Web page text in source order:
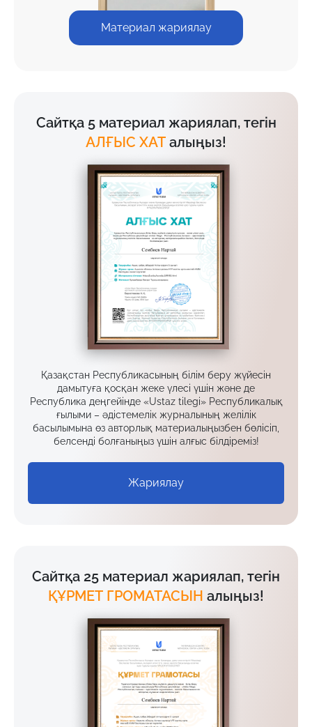
Материал жариялау
Сайтқа 5 материал жариялап, тегін
АЛҒЫС ХАТ алыңыз!
Қазақстан Республикасының білім беру жүйесін
дамытуға қосқан жеке үлесі үшін және де
Республика деңгейінде «Ustaz tilegi» Республикалық
ғылыми – әдістемелік журналының желілік
басылымына өз авторлық материалыңызбен бөлісіп,
белсенді болғаныңыз үшін алғыс білдіреміз!
Жариялау
Сайтқа 25 материал жариялап, тегін
ҚҰРМЕТ ГРОМАТАСЫН алыңыз!